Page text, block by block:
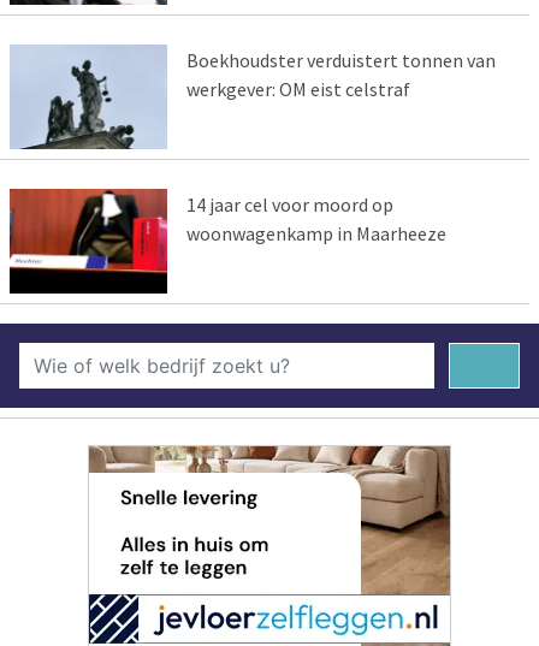
Boekhoudster verduistert tonnen van
werkgever: OM eist celstraf
14 jaar cel voor moord op
woonwagenkamp in Maarheeze